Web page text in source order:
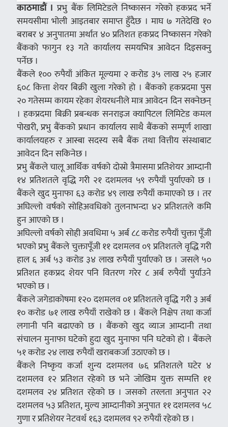
काठमाडौं । प्रभु बैंक लिमिटेडले निष्कासन गरेको हकप्रद भर्ने
समयसीमा भोली आइतबार समाप्त हुँदैछ । माघ ७ गतेदेखि १०
बराबर ४ अनुपातमा अर्थात ४० प्रतिशत हकप्रद निष्कासन गरेको
बैंकको फागुन १३ गते कार्यालय समयभित्र आवेदन दिइसक्नु
पर्नेछ ।
बैंकले १०० रुपैयाँ अंकित मूल्यमा २ करोड ३५ लाख २५ हजार
६०८ कित्ता शेयर बिक्री खुला गरेको हो । बैंकको हकप्रदमा पुस
२० गतेसम्म कायम रहेका शेयरधनीले मात्र आवेदन दिन सक्नेछन्
। हकप्रदमा बिक्री प्रबन्धक सनराइज क्यापिटल लिमिटेड कमल
पोखरी, प्रभु बैंकको प्रधान कार्यालय साथै बैंकको सम्पूर्ण शाखा
कार्यालयहरु र आस्बा सदस्य सबै बैंक तथा वित्तीय संस्थाबाट
आवेदन दिन सकिनेछ ।
प्रभु बैंकले चालू आर्थिक वर्षको दोस्रो त्रैमासमा प्रतिशेयर आम्दानी
१४ प्रतिशतले वृद्धि गरी २१ दशमलव ५९ रुपैयाँ पुर्याएको छ ।
बैंकले खुद मुनाफा ६३ करोड ४९ लाख रुपैयाँ कमाएको छ । तर
अघिल्लो वर्षको सोहिअवधिको तुलनाभन्दा ४२ प्रतिशतले कमि
हुन आएको छ ।
अघिल्लो वर्षको सोही अवधिमा ५ अर्ब ८८ करोड रुपैयाँ चुक्ता पूँजी
भएको प्रभु बैंकले चुक्तापूँजी ११ दशमलव ०९ प्रतिशतले वृद्धि गरी
हाल ६ अर्ब ५३ करोड ३४ लाख रुपैयाँ पुर्याएको छ । जसले ५०
प्रतिशत हकप्रद शेयर पनि वितरण गरेर ८ अर्ब रुपैयाँ पुर्याउने
भएको छ ।
बैंकले जगेडाकोषमा १२० दशमलव ०१ प्रतिशतले वृद्धि गरी ३ अर्ब
१० करोड ७१ लाख रुपैयाँ राखेको छ । बैंकले निक्षेप तथा कर्जा
लगानी पनि बढाएको छ । बैंकको खुद व्याज आम्दानी तथा
संचालन मुनाफा घटेको हुदा खुद मुनाफा पनि घटेको हो । बैंकले
५१ करोड २४ लाख रुपैयाँ खराबकर्जा उठाएको छ ।
बैंकले निष्कृय कर्जा शुन्य दशमलव ७६ प्रतिशतले घटेर ४
दशमलव १२ प्रतिशत रहेको छ भने जोखिम युक्त सम्पत्ति ११
दशमलव २४ प्रतिशत रहेको छ । जसको तरलता अनुपात २२
दशमलव ५३ प्रतिशत, मुल्य आम्दानीको अनुपात ११ दशमलव ५८
गुणा र प्रतिशेयर नेटवर्थ १६३ दशमलव ९२ रुपैयाँ रहेको छ ।